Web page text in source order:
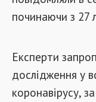
починаючи з 27
Експерти
дослідження у
коронавірусу,